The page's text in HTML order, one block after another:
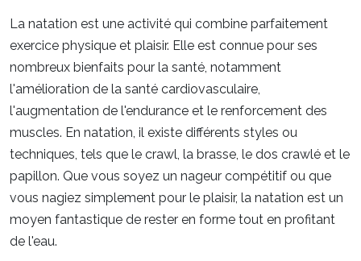
La natation est une activité qui combine parfaitement
exercice physique et plaisir. Elle est connue pour ses
nombreux bienfaits pour la santé, notamment
l'amélioration de la santé cardiovasculaire,
l'augmentation de l'endurance et le renforcement des
muscles. En natation, il existe différents styles ou
techniques, tels que le crawl, la brasse, le dos crawlé et le
papillon. Que vous soyez un nageur compétitif ou que
vous nagiez simplement pour le plaisir, la natation est un
moyen fantastique de rester en forme tout en profitant
de l'eau.